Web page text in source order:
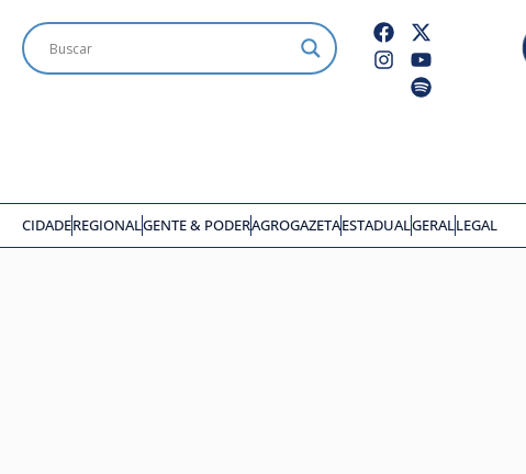
CIDADEREGIONALGENTE & PODERAGROGAZETAESTADUALGERALLEGAL